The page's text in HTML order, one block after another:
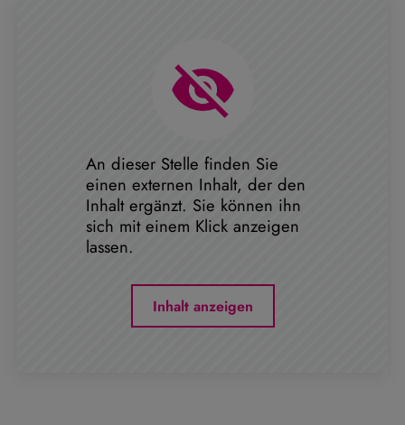
An dieser Stelle finden Sie
einen externen Inhalt, der den
Inhalt ergänzt. Sie können ihn
sich mit einem Klick anzeigen
lassen.
Inhalt anzeigen